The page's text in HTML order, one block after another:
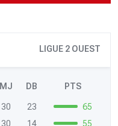
LIGUE 2 OUEST
MJ DB PTS
30 23
65
30 14
55